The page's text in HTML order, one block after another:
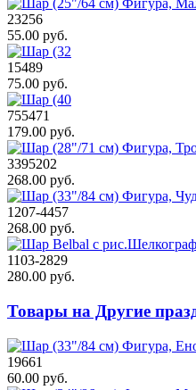
23256
55.00 руб.
15489
75.00 руб.
755471
179.00 руб.
3395202
268.00 руб.
1207-4457
268.00 руб.
1103-2829
280.00 руб.
Товары на Другие
19661
60.00 руб.